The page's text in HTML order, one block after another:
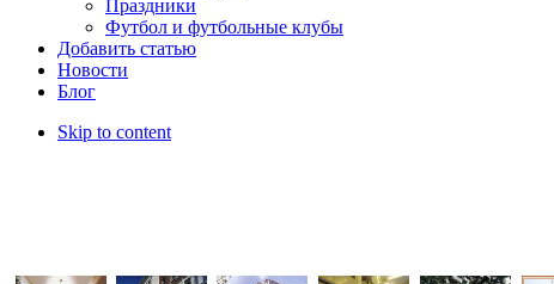
Праздники
Футбол и футбольные клубы
Добавить статью
Новости
Блог
Skip to content